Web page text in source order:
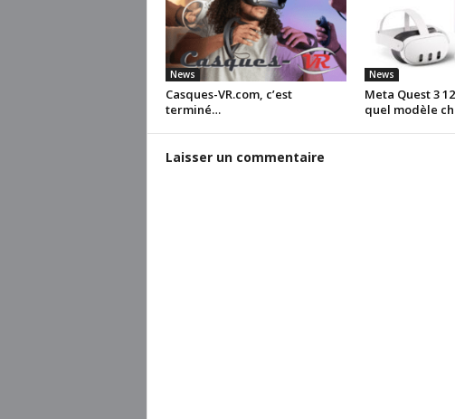
News
Casques-VR.com, c’est
terminé…
News
Meta Quest 3
quel modèle
Laisser un commentaire